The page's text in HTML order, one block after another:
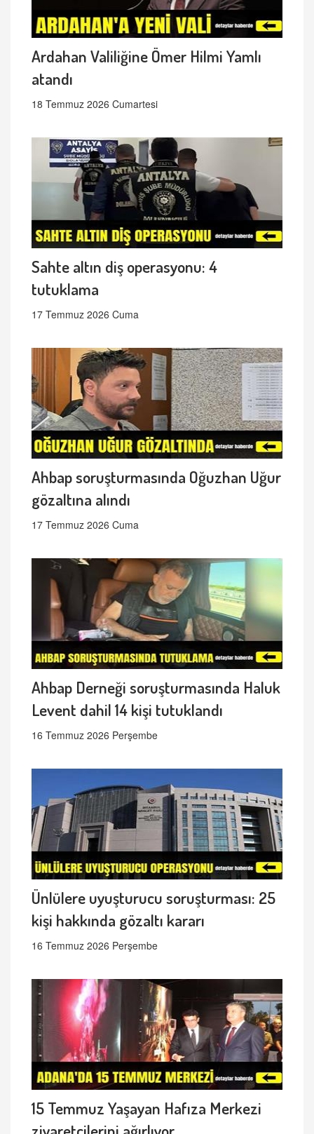
Ardahan Valiliğine Ömer Hilmi Yamlı
atandı
18 Temmuz 2026 Cumartesi
Sahte altın diş operasyonu: 4
tutuklama
17 Temmuz 2026 Cuma
Ahbap soruşturmasında Oğuzhan Uğur
gözaltına alındı
17 Temmuz 2026 Cuma
Ahbap Derneği soruşturmasında Haluk
Levent dahil 14 kişi tutuklandı
16 Temmuz 2026 Perşembe
Ünlülere uyuşturucu soruşturması: 25
kişi hakkında gözaltı kararı
16 Temmuz 2026 Perşembe
15 Temmuz Yaşayan Hafıza Merkezi